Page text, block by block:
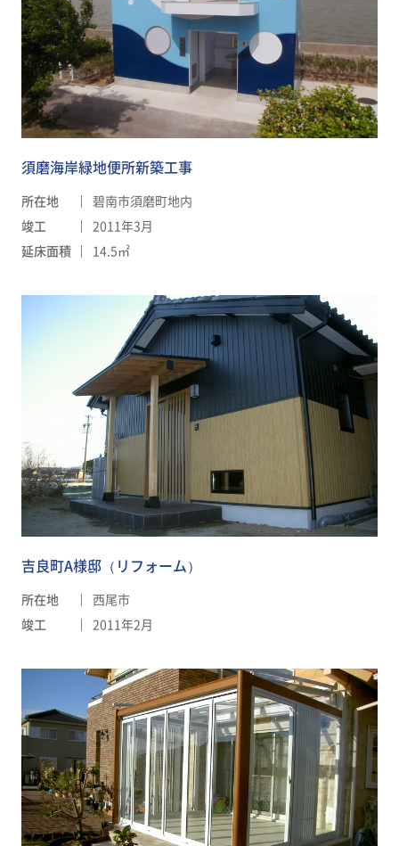
須磨海岸緑地便所新築工事
所在地
碧南市須磨町地内
竣工
2011年3月
延床面積
14.5㎡
吉良町A様邸（リフォーム）
所在地
西尾市
竣工
2011年2月